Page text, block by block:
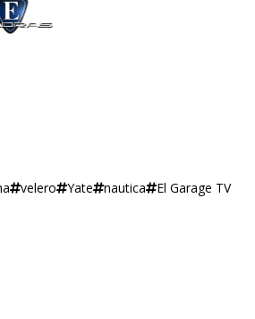
velero Yate nautica El Garage TV